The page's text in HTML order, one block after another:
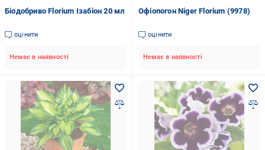
Біодобриво Florium Ізабіон 20 мл
оцінити
Немає в наявності
Офіопогон Niger Florium (9978)
оцінити
Немає в наявності